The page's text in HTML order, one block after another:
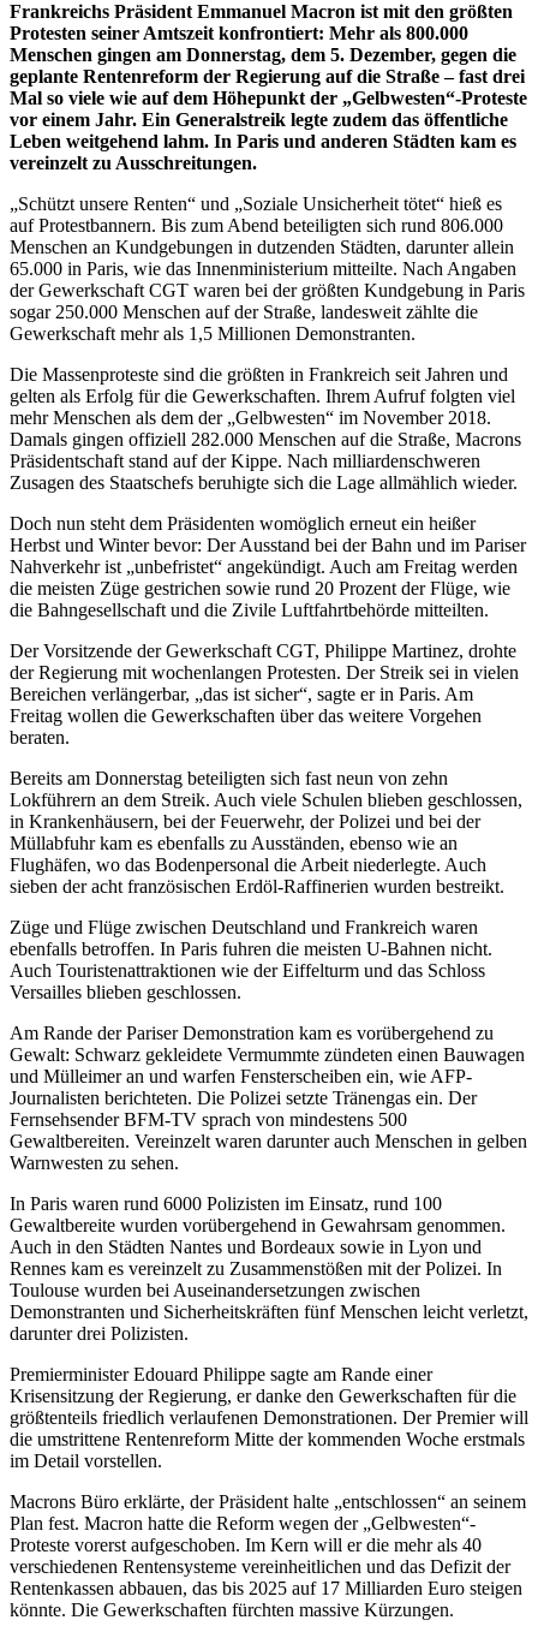
Frankreichs Präsident Emmanuel Macron ist mit den größten
Protesten seiner Amtszeit konfrontiert: Mehr als 800.000
Menschen gingen am Donnerstag, dem 5. Dezember, gegen die
geplante Rentenreform der Regierung auf die Straße – fast drei
Mal so viele wie auf dem Höhepunkt der „Gelbwesten“-Proteste
vor einem Jahr. Ein Generalstreik legte zudem das öffentliche
Leben weitgehend lahm. In Paris und anderen Städten kam es
vereinzelt zu Ausschreitungen.
„Schützt unsere Renten“ und „Soziale Unsicherheit tötet“ hieß es
auf Protestbannern. Bis zum Abend beteiligten sich rund 806.000
Menschen an Kundgebungen in dutzenden Städten, darunter allein
65.000 in Paris, wie das Innenministerium mitteilte. Nach Angaben
der Gewerkschaft CGT waren bei der größten Kundgebung in Paris
sogar 250.000 Menschen auf der Straße, landesweit zählte die
Gewerkschaft mehr als 1,5 Millionen Demonstranten.
Die Massenproteste sind die größten in Frankreich seit Jahren und
gelten als Erfolg für die Gewerkschaften. Ihrem Aufruf folgten viel
mehr Menschen als dem der „Gelbwesten“ im November 2018.
Damals gingen offiziell 282.000 Menschen auf die Straße, Macrons
Präsidentschaft stand auf der Kippe. Nach milliardenschweren
Zusagen des Staatschefs beruhigte sich die Lage allmählich wieder.
Doch nun steht dem Präsidenten womöglich erneut ein heißer
Herbst und Winter bevor: Der Ausstand bei der Bahn und im Pariser
Nahverkehr ist „unbefristet“ angekündigt. Auch am Freitag werden
die meisten Züge gestrichen sowie rund 20 Prozent der Flüge, wie
die Bahngesellschaft und die Zivile Luftfahrtbehörde mitteilten.
Der Vorsitzende der Gewerkschaft CGT, Philippe Martinez, drohte
der Regierung mit wochenlangen Protesten. Der Streik sei in vielen
Bereichen verlängerbar, „das ist sicher“, sagte er in Paris. Am
Freitag wollen die Gewerkschaften über das weitere Vorgehen
beraten.
Bereits am Donnerstag beteiligten sich fast neun von zehn
Lokführern an dem Streik. Auch viele Schulen blieben geschlossen,
in Krankenhäusern, bei der Feuerwehr, der Polizei und bei der
Müllabfuhr kam es ebenfalls zu Ausständen, ebenso wie an
Flughäfen, wo das Bodenpersonal die Arbeit niederlegte. Auch
sieben der acht französischen Erdöl-Raffinerien wurden bestreikt.
Züge und Flüge zwischen Deutschland und Frankreich waren
ebenfalls betroffen. In Paris fuhren die meisten U-Bahnen nicht.
Auch Touristenattraktionen wie der Eiffelturm und das Schloss
Versailles blieben geschlossen.
Am Rande der Pariser Demonstration kam es vorübergehend zu
Gewalt: Schwarz gekleidete Vermummte zündeten einen Bauwagen
und Mülleimer an und warfen Fensterscheiben ein, wie AFP-
Journalisten berichteten. Die Polizei setzte Tränengas ein. Der
Fernsehsender BFM-TV sprach von mindestens 500
Gewaltbereiten. Vereinzelt waren darunter auch Menschen in gelben
Warnwesten zu sehen.
In Paris waren rund 6000 Polizisten im Einsatz, rund 100
Gewaltbereite wurden vorübergehend in Gewahrsam genommen.
Auch in den Städten Nantes und Bordeaux sowie in Lyon und
Rennes kam es vereinzelt zu Zusammenstößen mit der Polizei. In
Toulouse wurden bei Auseinandersetzungen zwischen
Demonstranten und Sicherheitskräften fünf Menschen leicht verletzt,
darunter drei Polizisten.
Premierminister Edouard Philippe sagte am Rande einer
Krisensitzung der Regierung, er danke den Gewerkschaften für die
größtenteils friedlich verlaufenen Demonstrationen. Der Premier will
die umstrittene Rentenreform Mitte der kommenden Woche erstmals
im Detail vorstellen.
Macrons Büro erklärte, der Präsident halte „entschlossen“ an seinem
Plan fest. Macron hatte die Reform wegen der „Gelbwesten“-
Proteste vorerst aufgeschoben. Im Kern will er die mehr als 40
verschiedenen Rentensysteme vereinheitlichen und das Defizit der
Rentenkassen abbauen, das bis 2025 auf 17 Milliarden Euro steigen
könnte. Die Gewerkschaften fürchten massive Kürzungen.